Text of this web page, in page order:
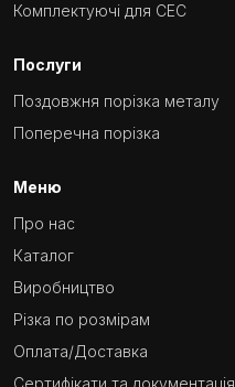
Комплектуючі для СЕС
Послуги
Поздовжня порізка металу
Поперечна порізка
Меню
Про нас
Каталог
Виробництво
Різка по розмірам
Оплата/Доставка